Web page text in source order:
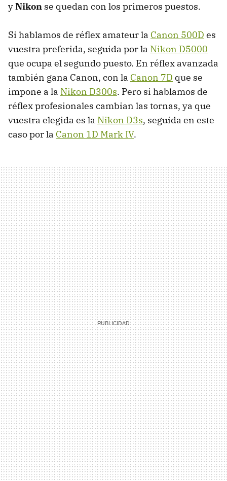
yNikon se quedan con los primeros puestos.
Si hablamos de réflex amateur la Canon 500D es
vuestra preferida, seguida por la Nikon D5000
que ocupa el segundo puesto. En réflex avanzada
también gana Canon, con la Canon 7D que se
impone a la Nikon D300s. Pero si hablamos de
réflex profesionales cambian las tornas, ya que
vuestra elegida es la Nikon D3s, seguida en este
caso por la Canon 1D Mark IV.